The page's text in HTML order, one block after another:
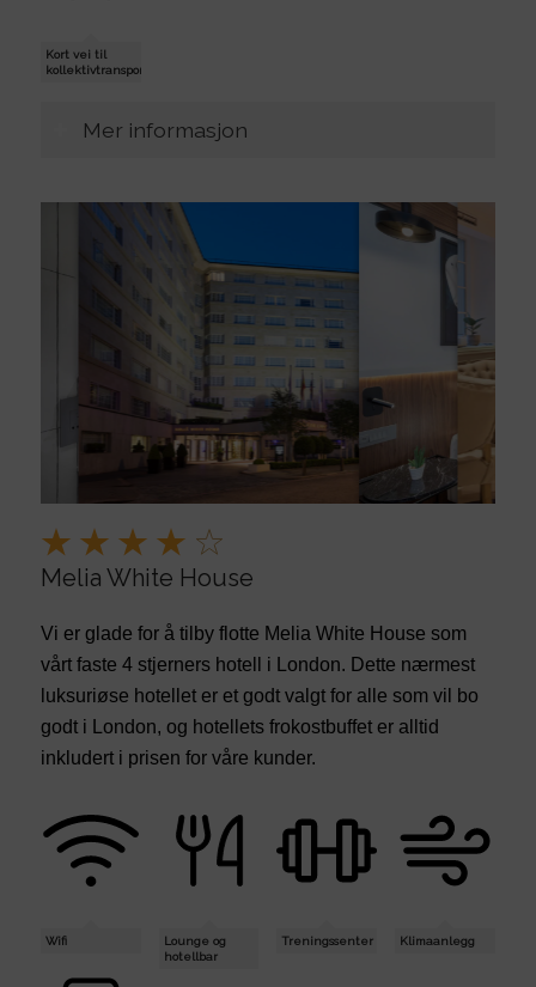
Kort vei til
kollektivtransport
Mer informasjon
Melia White House
Vi er glade for å tilby flotte Melia White House som
vårt faste 4 stjerners hotell i London. Dette nærmest
luksuriøse hotellet er et godt valgt for alle som vil bo
godt i London, og hotellets frokostbuffet er alltid
inkludert i prisen for våre kunder.
Wifi
Lounge og
hotellbar
Treningssenter Klimaanlegg